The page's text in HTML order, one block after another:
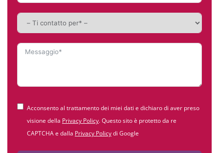
Acconsento al trattamento dei miei dati e dichiaro di aver preso
visione della Privacy Policy. Questo sito è protetto da re
CAPTCHA e dalla Privacy Policydi Google